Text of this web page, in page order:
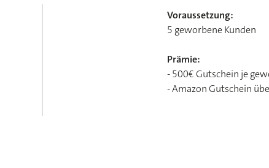
Voraussetzung:
5 geworbene Kunden
Prämie:
- 500€ Gutschein je
- Amazon Gutschein